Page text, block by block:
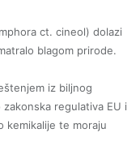
ct. cineol) dolazi
blagom prirode.
iz biljnog
regulativa EU i
kemikalije te moraju